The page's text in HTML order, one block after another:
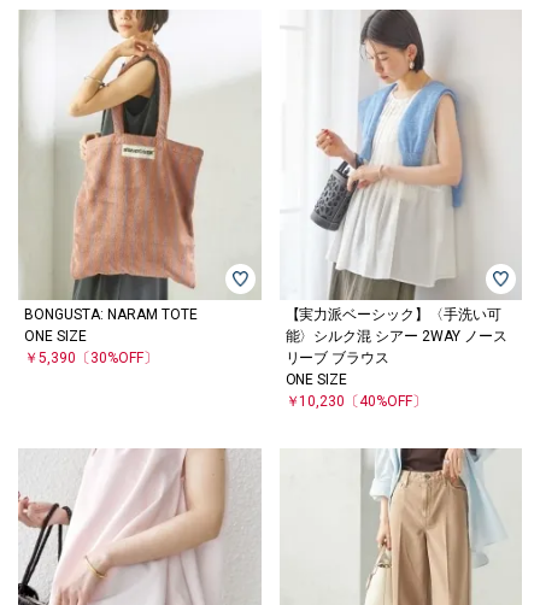
BONGUSTA: NARAM TOTE
ONE SIZE
￥5,390 〔30%OFF〕
【実力派ベーシック】〈手洗い可
能〉シルク混 シアー 2WAY ノース
リーブ ブラウス
ONE SIZE
￥10,230 〔40%OFF〕